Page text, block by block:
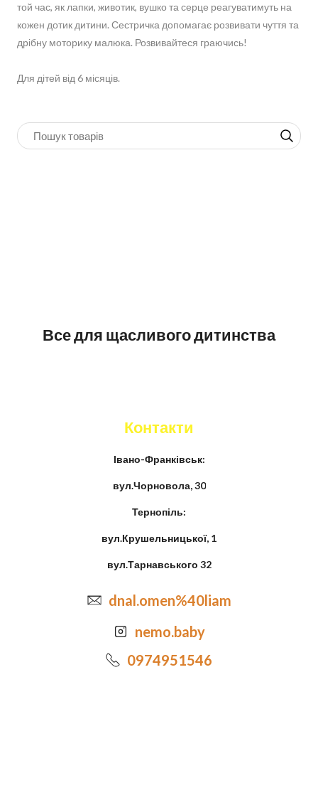
той час, як лапки, животик, вушко та серце реагуватимуть на
кожен дотик дитини. Сестричка допомагає розвивати чуття та
дрібну моторику малюка. Розвивайтеся граючись!
Для дітей від 6 місяців.
Все для щасливого дитинства
Контакти
Івано-Франківськ:
вул.Чорновола, 30
Тернопіль:
вул.Крушельницької, 1
вул.Тарнавського 32
dnal.omen%40liam
nemo.baby
0974951546